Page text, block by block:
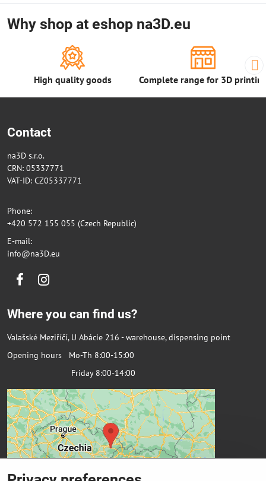
Why shop at eshop na3D.eu
High quality goods Complete range for 3D
Contact
na3D s.r.o.
CRN: 05337771
VAT-ID: CZ05337771
Phone:
+420 572 155 055 (Czech Republic)
E-mail:
info@na3D.eu
FacebookInstagram
Where you can find us?
Valašské Meziříčí, U Abácie 216 - warehouse, dispensing point
Opening hours Mo-Th 8:00-15:00
Friday 8:00-14:00